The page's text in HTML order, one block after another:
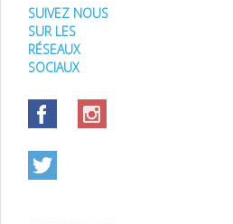
SUIVEZ NOUS
SUR LES
RÉSEAUX
SOCIAUX